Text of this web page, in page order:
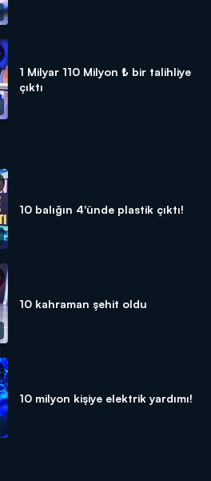
1 Milyar 110 Milyon ₺ bir talihliye
çıktı
10 balığın 4'ünde plastik çıktı!
10 kahraman şehit oldu
10 milyon kişiye elektrik yardımı!